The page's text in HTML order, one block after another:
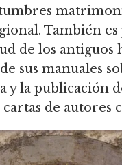
También es
de los antiguos
sus manuales
y la publicación
de autores